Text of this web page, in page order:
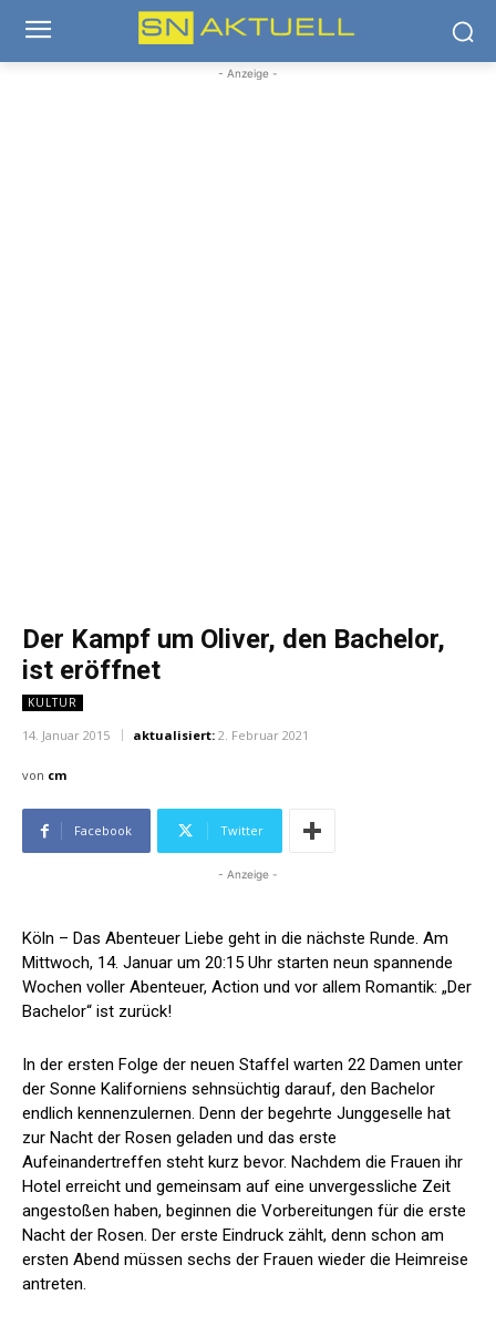
- Anzeige -
Der Kampf um Oliver, den Bachelor,
ist eröffnet
KULTUR
14. Januar 2015 aktualisiert: 2. Februar 2021
von cm
Facebook Twitter
- Anzeige -
Köln – Das Abenteuer Liebe geht in die nächste Runde. Am
Mittwoch, 14. Januar um 20:15 Uhr starten neun spannende
Wochen voller Abenteuer, Action und vor allem Romantik: „Der
Bachelor“ ist zurück!
In der ersten Folge der neuen Staffel warten 22 Damen unter
der Sonne Kaliforniens sehnsüchtig darauf, den Bachelor
endlich kennenzulernen. Denn der begehrte Junggeselle hat
zur Nacht der Rosen geladen und das erste
Aufeinandertreffen steht kurz bevor. Nachdem die Frauen ihr
Hotel erreicht und gemeinsam auf eine unvergessliche Zeit
angestoßen haben, beginnen die Vorbereitungen für die erste
Nacht der Rosen. Der erste Eindruck zählt, denn schon am
ersten Abend müssen sechs der Frauen wieder die Heimreise
antreten.